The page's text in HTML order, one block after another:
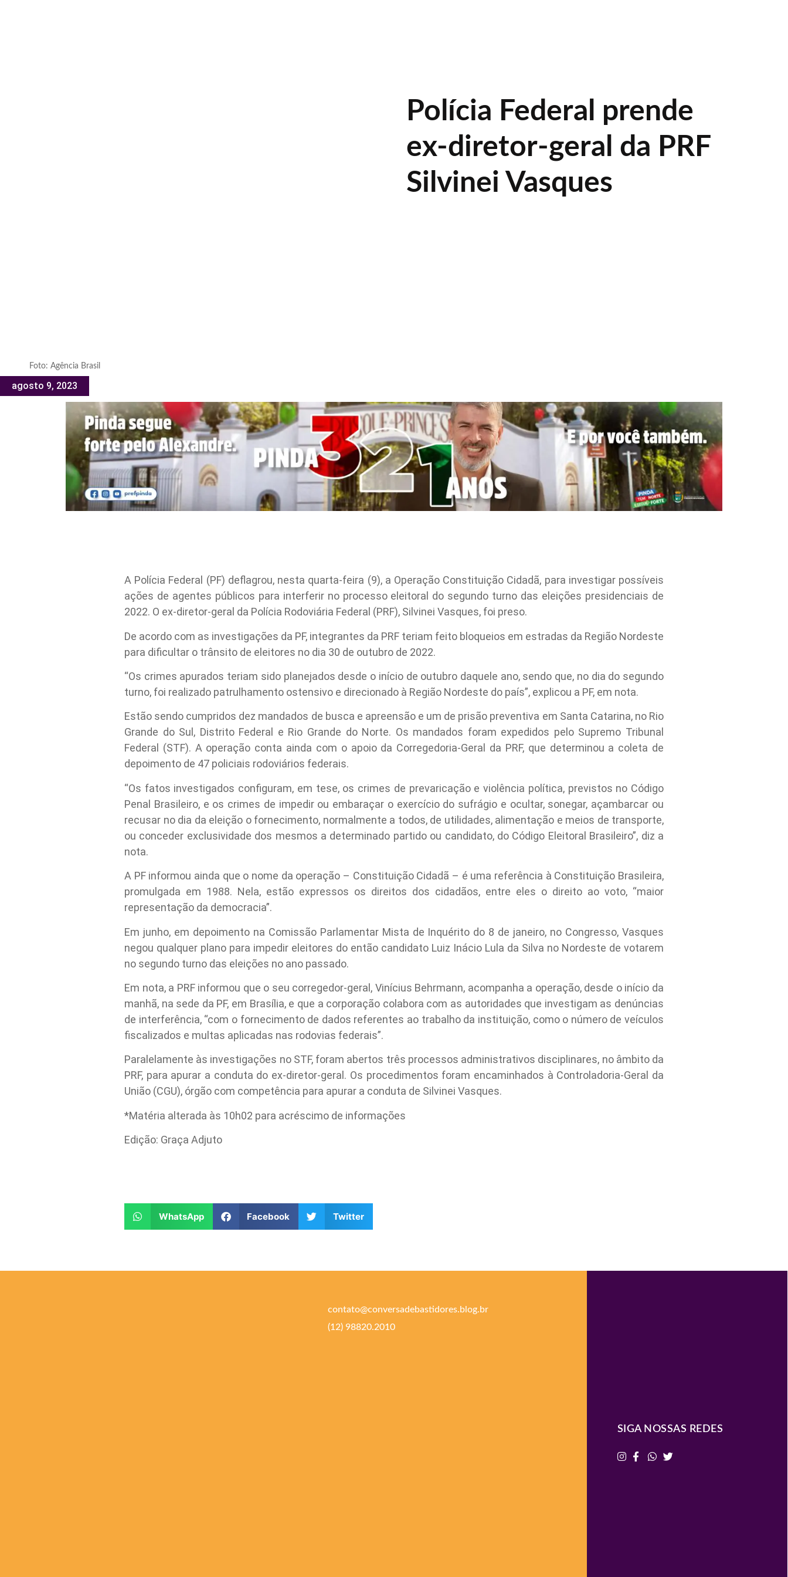
Foto: Agência Brasil
agosto 9, 2023
Polícia Federal prende
ex-diretor-geral da PRF
Silvinei Vasques
A Polícia Federal (PF) deflagrou, nesta quarta-feira (9), a Operação Constituição Cidadã, para investigar possíveis
ações de agentes públicos para interferir no processo eleitoral do segundo turno das eleições presidenciais de
2022. O ex-diretor-geral da Polícia Rodoviária Federal (PRF), Silvinei Vasques, foi preso.
De acordo com as investigações da PF, integrantes da PRF teriam feito bloqueios em estradas da Região Nordeste
para dificultar o trânsito de eleitores no dia 30 de outubro de 2022.
“Os crimes apurados teriam sido planejados desde o início de outubro daquele ano, sendo que, no dia do segundo
turno, foi realizado patrulhamento ostensivo e direcionado à Região Nordeste do país”, explicou a PF, em nota.
Estão sendo cumpridos dez mandados de busca e apreensão e um de prisão preventiva em Santa Catarina, no Rio
Grande do Sul, Distrito Federal e Rio Grande do Norte. Os mandados foram expedidos pelo Supremo Tribunal
Federal (STF). A operação conta ainda com o apoio da Corregedoria-Geral da PRF, que determinou a coleta de
depoimento de 47 policiais rodoviários federais.
“Os fatos investigados configuram, em tese, os crimes de prevaricação e violência política, previstos no Código
Penal Brasileiro, e os crimes de impedir ou embaraçar o exercício do sufrágio e ocultar, sonegar, açambarcar ou
recusar no dia da eleição o fornecimento, normalmente a todos, de utilidades, alimentação e meios de transporte,
ou conceder exclusividade dos mesmos a determinado partido ou candidato, do Código Eleitoral Brasileiro”, diz a
nota.
A PF informou ainda que o nome da operação – Constituição Cidadã – é uma referência à Constituição Brasileira,
promulgada em 1988. Nela, estão expressos os direitos dos cidadãos, entre eles o direito ao voto, “maior
representação da democracia”.
Em junho, em depoimento na Comissão Parlamentar Mista de Inquérito do 8 de janeiro, no Congresso, Vasques
negou qualquer plano para impedir eleitores do então candidato Luiz Inácio Lula da Silva no Nordeste de votarem
no segundo turno das eleições no ano passado.
Em nota, a PRF informou que o seu corregedor-geral, Vinícius Behrmann, acompanha a operação, desde o início da
manhã, na sede da PF, em Brasília, e que a corporação colabora com as autoridades que investigam as denúncias
de interferência, “com o fornecimento de dados referentes ao trabalho da instituição, como o número de veículos
fiscalizados e multas aplicadas nas rodovias federais”.
Paralelamente às investigações no STF, foram abertos três processos administrativos disciplinares, no âmbito da
PRF, para apurar a conduta do ex-diretor-geral. Os procedimentos foram encaminhados à Controladoria-Geral da
União (CGU), órgão com competência para apurar a conduta de Silvinei Vasques.
*Matéria alterada às 10h02 para acréscimo de informações
Edição: Graça Adjuto
WhatsApp Facebook Twitter
contato@conversadebastidores.blog.br
(12) 98820.2010
SIGA NOSSAS REDES